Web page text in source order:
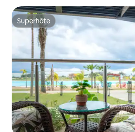
Superhôte
Superhôte